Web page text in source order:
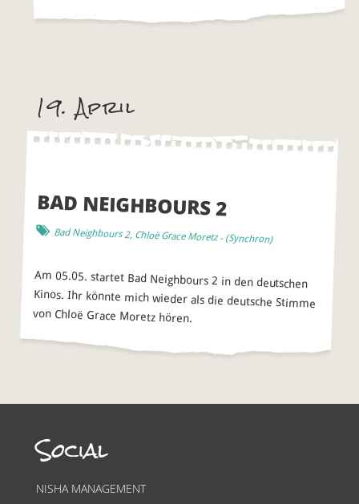
19. April
BAD NEIGHBOURS 2
Bad Neighbours 2, Chloë Grace Moretz- (Synchron)
Am 05.05. startet Bad Neighbours 2 in den deutschen
Kinos. Ihr könnte mich wieder als die deutsche Stimme
von Chloë Grace Moretz hören.
Social
NISHA MANAGEMENT